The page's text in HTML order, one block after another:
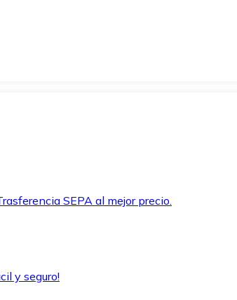
SEPA al mejor precio.
y seguro!